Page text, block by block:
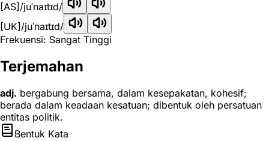
[AS] /juˈnaɪtɪd/
[UK] /juˈnaɪtɪd/
Frekuensi: Sangat Tinggi
Terjemahan
adj. bergabung bersama, dalam kesepakatan, kohesif;
berada dalam keadaan kesatuan; dibentuk oleh persatuan
entitas politik.
Bentuk Kata